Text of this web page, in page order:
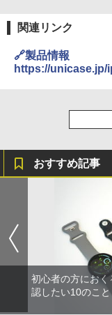
関連リンク
🔗製品情報
https://unicase.jp/
おすすめ記事
初心者の方にお
認したい10のこと